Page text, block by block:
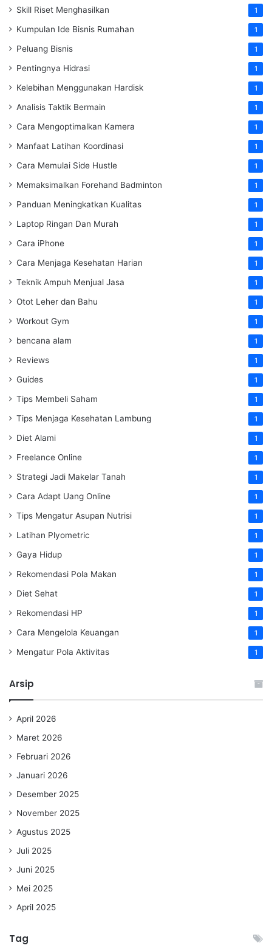
Skill Riset Menghasilkan 1
Kumpulan Ide Bisnis Rumahan 1
Peluang Bisnis 1
Pentingnya Hidrasi 1
Kelebihan Menggunakan Hardisk 1
Analisis Taktik Bermain 1
Cara Mengoptimalkan Kamera 1
Manfaat Latihan Koordinasi 1
Cara Memulai Side Hustle 1
Memaksimalkan Forehand Badminton 1
Panduan Meningkatkan Kualitas 1
Laptop Ringan Dan Murah 1
Cara iPhone 1
Cara Menjaga Kesehatan Harian 1
Teknik Ampuh Menjual Jasa 1
Otot Leher dan Bahu 1
Workout Gym 1
bencana alam 1
Reviews 1
Guides 1
Tips Membeli Saham 1
Tips Menjaga Kesehatan Lambung 1
Diet Alami 1
Freelance Online 1
Strategi Jadi Makelar Tanah 1
Cara Adapt Uang Online 1
Tips Mengatur Asupan Nutrisi 1
Latihan Plyometric 1
Gaya Hidup 1
Rekomendasi Pola Makan 1
Diet Sehat 1
Rekomendasi HP 1
Cara Mengelola Keuangan 1
Mengatur Pola Aktivitas 1
Arsip
April 2026
Maret 2026
Februari 2026
Januari 2026
Desember 2025
November 2025
Agustus 2025
Juli 2025
Juni 2025
Mei 2025
April 2025
Tag